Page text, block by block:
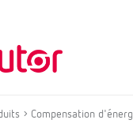
Compensation